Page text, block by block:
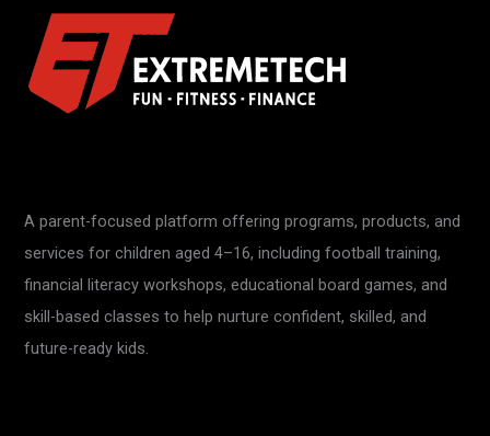
A parent-focused platform offering programs, products, and
services for children aged 4–16, including football training,
financial literacy workshops, educational board games, and
skill-based classes to help nurture confident, skilled, and
future-ready kids.